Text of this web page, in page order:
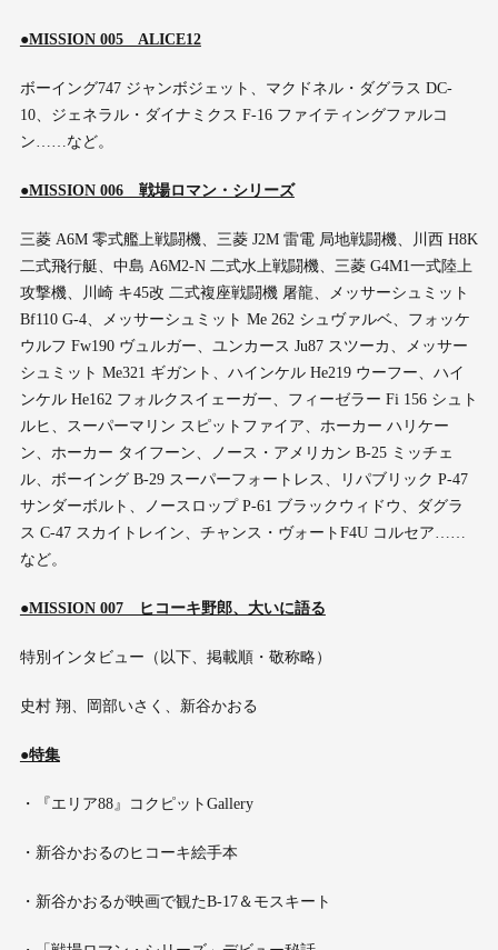
●MISSION 005 ALICE12
ボーイング747 ジャンボジェット、マクドネル・ダグラス DC-
10、ジェネラル・ダイナミクス F-16 ファイティングファルコ
ン……など。
●MISSION 006 戦場ロマン・シリーズ
三菱 A6M 零式艦上戦闘機、三菱 J2M 雷電 局地戦闘機、川西 H8K
二式飛行艇、中島 A6M2-N 二式水上戦闘機、三菱 G4M1一式陸上
攻撃機、川崎 キ45改 二式複座戦闘機 屠龍、メッサーシュミット
Bf110 G-4、メッサーシュミット Me 262 シュヴァルベ、フォッケ
ウルフ Fw190 ヴュルガー、ユンカース Ju87 スツーカ、メッサー
シュミット Me321 ギガント、ハインケル He219 ウーフー、ハイ
ンケル He162 フォルクスイェーガー、フィーゼラー Fi 156 シュト
ルヒ、スーパーマリン スピットファイア、ホーカー ハリケー
ン、ホーカー タイフーン、ノース・アメリカン B-25 ミッチェ
ル、ボーイング B-29 スーパーフォートレス、リパブリック P-47
サンダーボルト、ノースロップ P-61 ブラックウィドウ、ダグラ
ス C-47 スカイトレイン、チャンス・ヴォートF4U コルセア……
など。
●MISSION 007 ヒコーキ野郎、大いに語る
特別インタビュー（以下、掲載順・敬称略）
史村 翔、岡部いさく、新谷かおる
●特集
・『エリア88』コクピットGallery
・新谷かおるのヒコーキ絵手本
・新谷かおるが映画で観たB-17＆モスキート